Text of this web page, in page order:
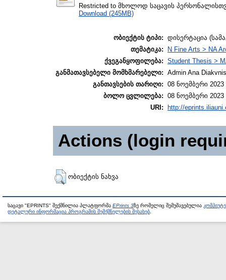
Restricted to მხოლოდ საცავის
Download (245MB)
ობიექტის ტიპი: დისერტაცია
თემატიკა:
N Fine Arts > NA
ქვეგანყოფილება: Student Thesis >
განმათავსებელი მომხმარებელი: Admin Ana
განთავსების თარიღი: 08 ნოემბერი 2023
ბოლო ცვლილება: 08 ნოემბერი 2023
URI:
http://
Actions (login
ობიექტის ნახვა
საცავი "EPRINTS" შექმნილია პლატფორმა EPrints 3ზე რომელიც შემუშავებულია
დეტალური ინფორმაცია პროგრამის შემქმნელების შესახებ.